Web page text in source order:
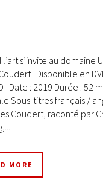
l’art s’invite au domaine
Disponible en
Date : 2019 Durée : 52
Sous-titres français /
Coudert, raconté par
MORE